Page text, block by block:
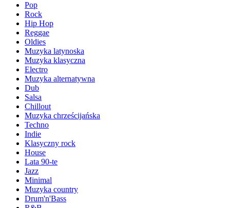
Pop
Rock
Hip Hop
Reggae
Oldies
Muzyka latynoska
Muzyka klasyczna
Electro
Muzyka alternatywna
Dub
Salsa
Chillout
Muzyka chrześcijańska
Techno
Indie
Klasyczny rock
House
Lata 90-te
Jazz
Minimal
Muzyka country
Drum'n'Bass